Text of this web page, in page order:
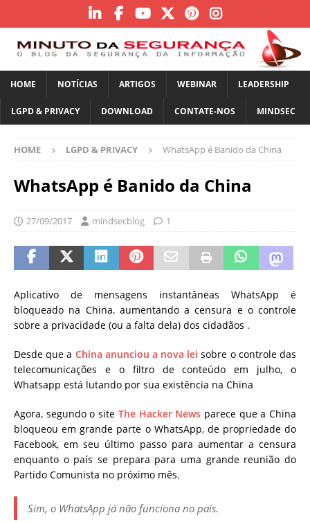
HOME NOTÍCIAS ARTIGOS WEBINAR LEADERSHIP
LGPD & PRIVACY DOWNLOAD CONTATE-NOS MINDSEC
HOME LGPD & PRIVACY WhatsApp é Banido da China
WhatsApp é Banido da China
27/09/2017 mindsecblog 1
Aplicativo de mensagens instantâneas WhatsApp é
bloqueado na China, aumentando a censura e o controle
sobre a privacidade (ou a falta dela) dos cidadãos .
Desde que a China anunciou a nova leisobre o controle das
telecomunicações e o filtro de conteúdo em julho, o
Whatsapp está lutando por sua existência na China
Agora, segundo o site The Hacker News parece que a China
bloqueou em grande parte o WhatsApp, de propriedade do
Facebook, em seu último passo para aumentar a censura
enquanto o país se prepara para uma grande reunião do
Partido Comunista no próximo mês.
Sim, o WhatsApp já não funciona no país.